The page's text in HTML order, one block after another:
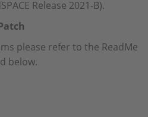
Release 2021-B).
please refer to the ReadMe
below.